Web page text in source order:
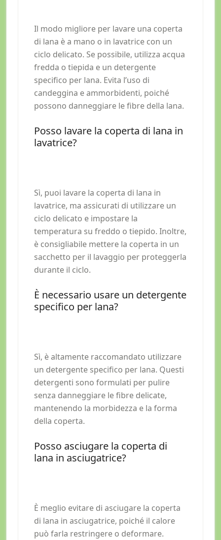
Il modo migliore per lavare una coperta
di lana è a mano o in lavatrice con un
ciclo delicato. Se possibile, utilizza acqua
fredda o tiepida e un detergente
specifico per lana. Evita l’uso di
candeggina e ammorbidenti, poiché
possono danneggiare le fibre della lana.
Posso lavare la coperta di lana in
lavatrice?
Sì, puoi lavare la coperta di lana in
lavatrice, ma assicurati di utilizzare un
ciclo delicato e impostare la
temperatura su freddo o tiepido. Inoltre,
è consigliabile mettere la coperta in un
sacchetto per il lavaggio per proteggerla
durante il ciclo.
È necessario usare un detergente
specifico per lana?
Sì, è altamente raccomandato utilizzare
un detergente specifico per lana. Questi
detergenti sono formulati per pulire
senza danneggiare le fibre delicate,
mantenendo la morbidezza e la forma
della coperta.
Posso asciugare la coperta di
lana in asciugatrice?
È meglio evitare di asciugare la coperta
di lana in asciugatrice, poiché il calore
può farla restringere o deformare.